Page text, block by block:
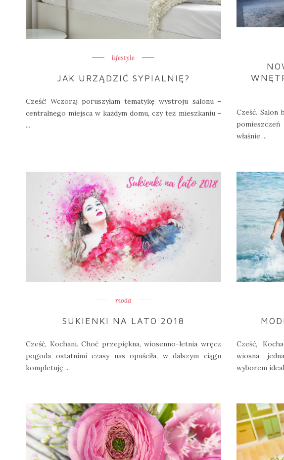
lifestyle
JAK URZĄDZIĆ SYPIALNIĘ?
Cześć! Wczoraj poruszyłam tematykę wystroju salonu -
centralnego miejsca w każdym domu, czy też mieszkaniu -
...
Cześć. Salon
właśnie ...
moda
SUKIENKI NA LATO 2018
Cześć, Kochani. Choć przepiękna, wiosenno-letnia wręcz
pogoda ostatnimi czasy nas opuściła, w dalszym ciągu
kompletuję ...
Cześć,
wiosna,
wyborem